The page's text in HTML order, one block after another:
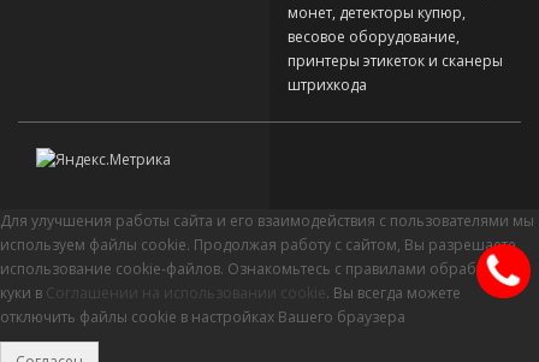
монет, детекторы купюр,
весовое оборудование,
принтеры этикеток и сканеры
штрихкода
Для улучшения работы сайта и его взаимодействия с пользователями мы
используем файлы cookie. Продолжая работу с сайтом, Вы разрешаете
использование cookie-файлов. Ознакомьтесь с правилами обработки
куки в Соглашении на использовании cookie. Вы всегда можете
отключить файлы cookie в настройках Вашего браузера